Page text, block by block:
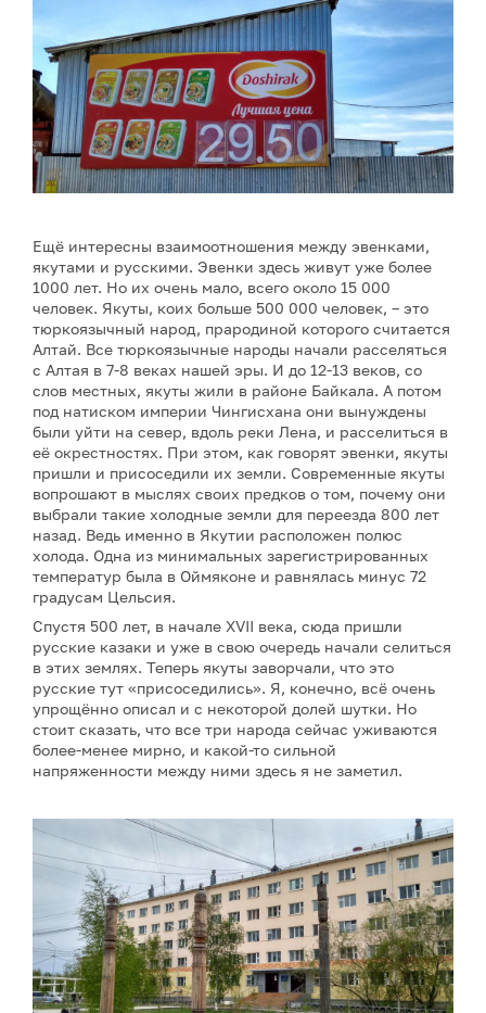
Ещё интересны взаимоотношения между эвенками,
якутами и русскими. Эвенки здесь живут уже более
1000 лет. Но их очень мало, всего около 15 000
человек. Якуты, коих больше 500 000 человек, – это
тюркоязычный народ, прародиной которого считается
Алтай. Все тюркоязычные народы начали расселяться
с Алтая в 7-8 веках нашей эры. И до 12-13 веков, со
слов местных, якуты жили в районе Байкала. А потом
под натиском империи Чингисхана они вынуждены
были уйти на север, вдоль реки Лена, и расселиться в
её окрестностях. При этом, как говорят эвенки, якуты
пришли и присоседили их земли. Современные якуты
вопрошают в мыслях своих предков о том, почему они
выбрали такие холодные земли для переезда 800 лет
назад. Ведь именно в Якутии расположен полюс
холода. Одна из минимальных зарегистрированных
температур была в Оймяконе и равнялась минус 72
градусам Цельсия.
Спустя 500 лет, в начале XVII века, сюда пришли
русские казаки и уже в свою очередь начали селиться
в этих землях. Теперь якуты заворчали, что это
русские тут «присоседились». Я, конечно, всё очень
упрощённо описал и с некоторой долей шутки. Но
стоит сказать, что все три народа сейчас уживаются
более-менее мирно, и какой-то сильной
напряженности между ними здесь я не заметил.